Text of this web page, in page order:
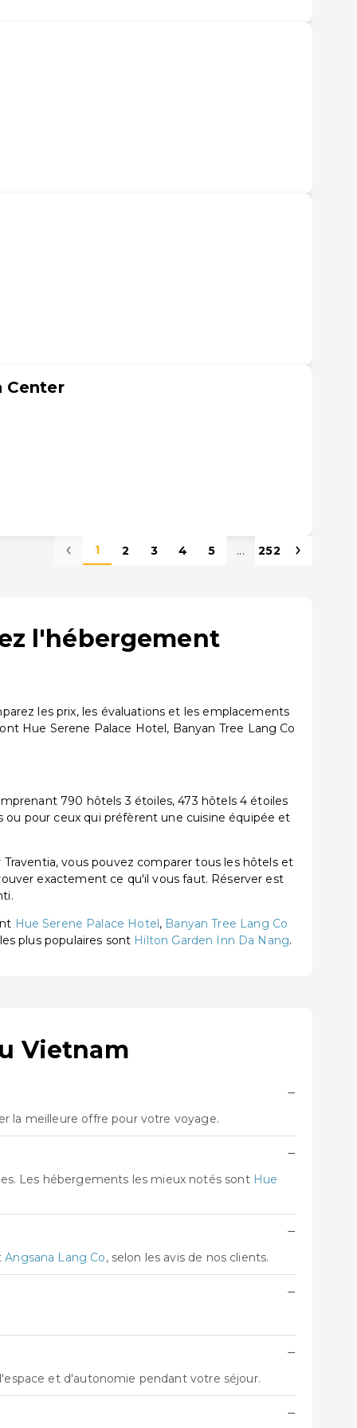
Center
1 2 3 4 5 ... 252
l'hébergement
les prix, les évaluations et les emplacements
Hue Serene Palace Hotel, Banyan Tree Lang Co
790 hôtels 3 étoiles, 473 hôtels 4 étoiles
ou pour ceux qui préfèrent une cuisine équipée et
vous pouvez comparer tous les hôtels et
exactement ce qu'il vous faut. Réserver est
Hue Serene Palace Hotel, Banyan Tree Lang Co
plus populaires sont Hilton Garden Inn Da Nang.
Vietnam
−
la meilleure offre pour votre voyage.
−
Les hébergements les mieux notés sont Hue
−
Angsana Lang Co, selon les avis de nos clients.
−
−
et d'autonomie pendant votre séjour.
−